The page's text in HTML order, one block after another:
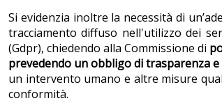
Si evidenzia inoltre la necessità di
tracciamento diffuso nell'utilizzo dei
(Gdpr), chiedendo alla Commissione di
prevedendo un obbligo di trasparenza
un intervento umano e altre misure
conformità.